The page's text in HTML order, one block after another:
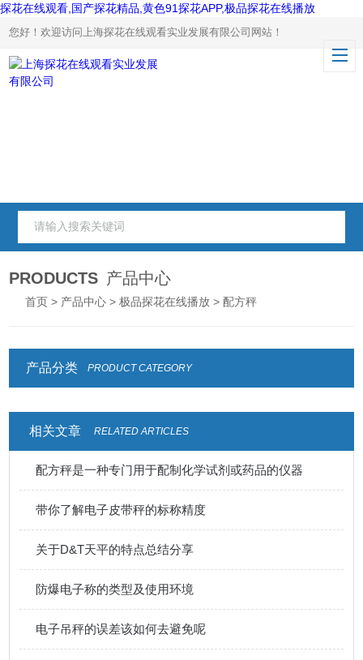
探花在线观看,国产探花精品,黄色91探花APP,极品探花在线播放
您好！欢迎访问上海探花在线观看实业发展有限公司网站！
PRODUCTS 产品中心
首页 > 产品中心 >极品探花在线播放 > 配方秤
产品分类 PRODUCT CATEGORY
相关文章 RELATED ARTICLES
配方秤是一种专门用于配制化学试剂或药品的仪器
带你了解电子皮带秤的标称精度
关于D&T天平的特点总结分享
防爆电子称的类型及使用环境
电子吊秤的误差该如何去避免呢